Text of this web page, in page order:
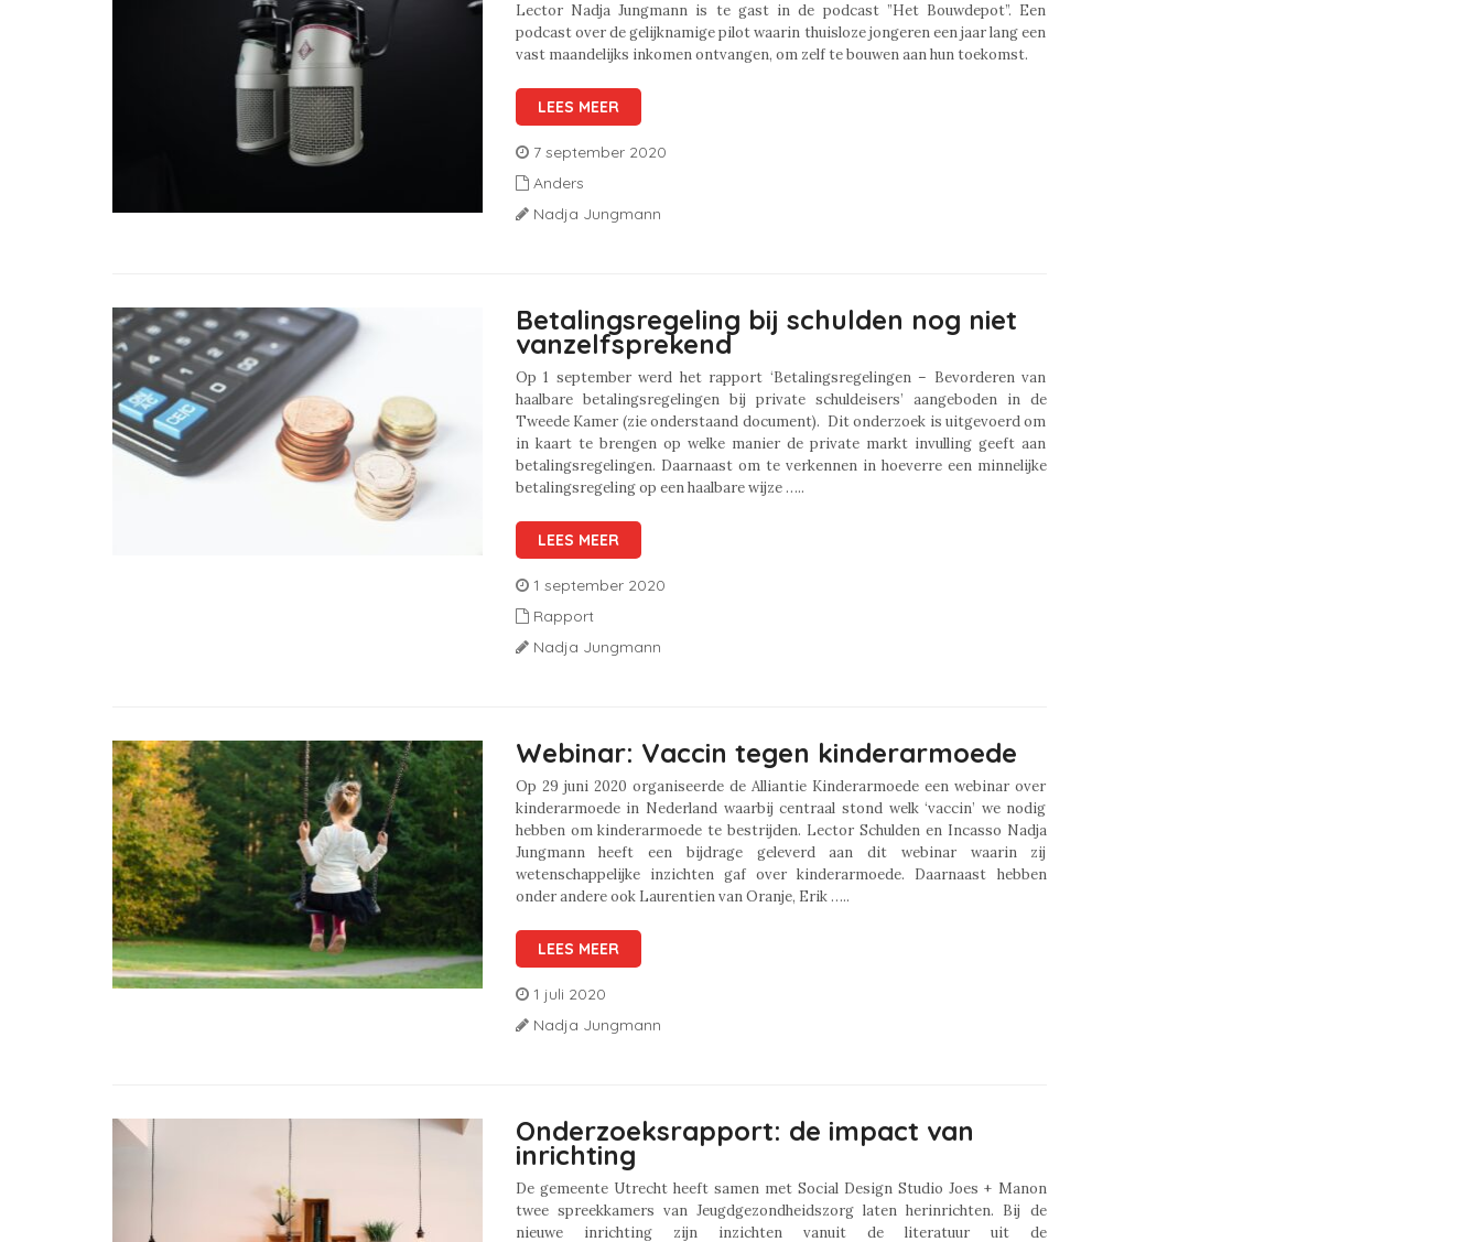
Lector Nadja Jungmann is te gast in de podcast ”Het Bouwdepot”. Een
podcast over de gelijknamige pilot waarin thuisloze jongeren een jaar lang een
vast maandelijks inkomen ontvangen, om zelf te bouwen aan hun toekomst.
LEES MEER
7 september 2020
Anders
Nadja Jungmann
Betalingsregeling bij schulden nog niet
vanzelfsprekend
Op 1 september werd het rapport ‘Betalingsregelingen – Bevorderen van
haalbare betalingsregelingen bij private schuldeisers’ aangeboden in de
Tweede Kamer (zie onderstaand document). Dit onderzoek is uitgevoerd om
in kaart te brengen op welke manier de private markt invulling geeft aan
betalingsregelingen. Daarnaast om te verkennen in hoeverre een minnelijke
betalingsregeling op een haalbare wijze …..
LEES MEER
1 september 2020
Rapport
Nadja Jungmann
Webinar: Vaccin tegen kinderarmoede
Op 29 juni 2020 organiseerde de Alliantie Kinderarmoede een webinar over
kinderarmoede in Nederland waarbij centraal stond welk ‘vaccin’ we nodig
hebben om kinderarmoede te bestrijden. Lector Schulden en Incasso Nadja
Jungmann heeft een bijdrage geleverd aan dit webinar waarin zij
wetenschappelijke inzichten gaf over kinderarmoede. Daarnaast hebben
onder andere ook Laurentien van Oranje, Erik …..
LEES MEER
1 juli 2020
Nadja Jungmann
Onderzoeksrapport: de impact van
inrichting
De gemeente Utrecht heeft samen met Social Design Studio Joes + Manon
twee spreekkamers van Jeugdgezondheidszorg laten herinrichten. Bij de
nieuwe inrichting zijn inzichten vanuit de literatuur uit de